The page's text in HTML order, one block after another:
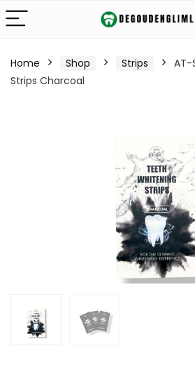
Home Shop Strips
AT-
Strips Charcoal